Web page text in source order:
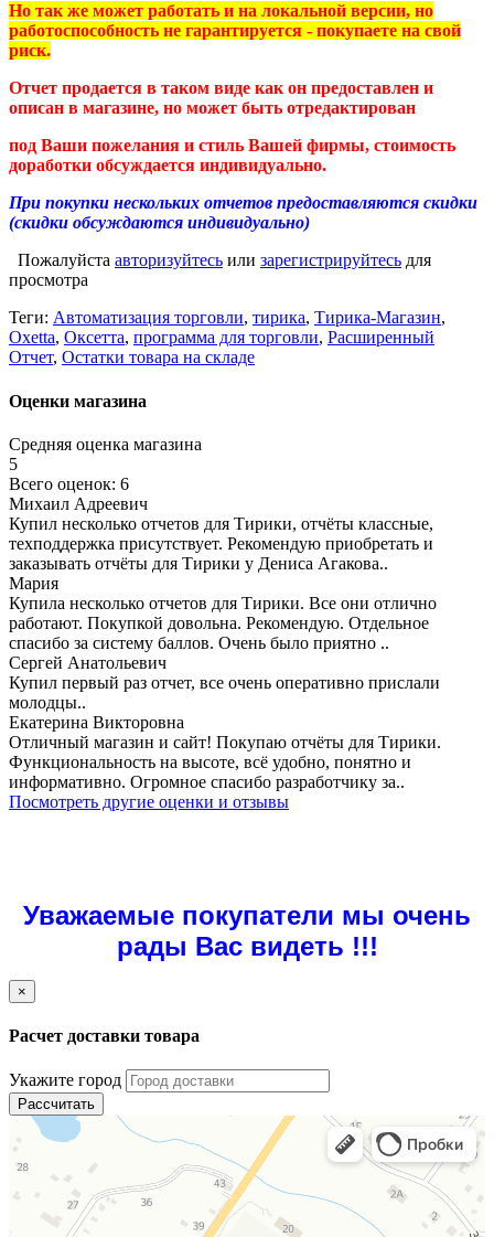
Но так же может работать и на локальной версии, но
работоспособность не гарантируется - покупаете на свой
риск.
Отчет продается в таком виде как он предоставлен и
описан в магазине, но может быть отредактирован
под Ваши пожелания и стиль Вашей фирмы, стоимость
доработки обсуждается индивидуально.
При покупки нескольких отчетов предоставляются скидки
(скидки обсуждаются индивидуально)
Пожалуйста авторизуйтесь или зарегистрируйтесь для
просмотра
Теги: Автоматизация торговли, тирика, Тирика-Магазин,
Oxetta, Оксетта, программа для торговли, Расширенный
Отчет, Остатки товара на складе
Оценки магазина
Средняя оценка магазина
5
Всего оценок: 6
Михаил Адреевич
Купил несколько отчетов для Тирики, отчёты классные,
техподдержка присутствует. Рекомендую приобретать и
заказывать отчёты для Тирики у Дениса Агакова..
Мария
Купила несколько отчетов для Тирики. Все они отлично
работают. Покупкой довольна. Рекомендую. Отдельное
спасибо за систему баллов. Очень было приятно ..
Сергей Анатольевич
Купил первый раз отчет, все очень оперативно прислали
молодцы..
Екатерина Викторовна
Отличный магазин и сайт! Покупаю отчёты для Тирики.
Функциональность на высоте, всё удобно, понятно и
информативно. Огромное спасибо разработчику за..
Посмотреть другие оценки и отзывы
Уважаемые покупатели мы очень
рады Вас видеть !!!
×
Расчет доставки товара
Укажите город
Рассчитать